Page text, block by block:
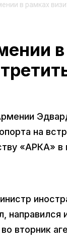
в рамках
в
на
«АРКА»
вторник